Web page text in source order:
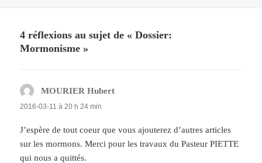
4 réflexions au sujet de « Dossier:
Mormonisme »
MOURIER Hubert
2016-03-11 à 20 h 24 min
J’espère de tout coeur que vous ajouterez d’autres articles
sur les mormons. Merci pour les travaux du Pasteur PIETTE
qui nous a quittés.